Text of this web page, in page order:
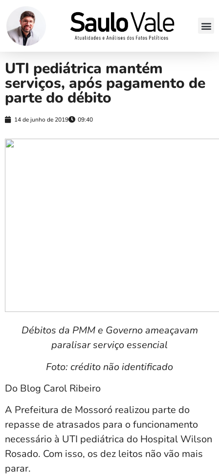
UTI pediátrica mantém
serviços, após pagamento de
parte do débito
14 de junho de 2019 09:40
Débitos da PMM e Governo ameaçavam
paralisar serviço essencial
Foto: crédito não identificado
Do Blog Carol Ribeiro
A Prefeitura de Mossoró realizou parte do
repasse de atrasados para o funcionamento
necessário à UTI pediátrica do Hospital Wilson
Rosado. Com isso, os dez leitos não vão mais
parar.